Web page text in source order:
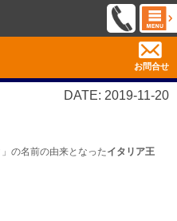
お問合せ
DATE: 2019-11-20
の名前の由来となったイタリア王